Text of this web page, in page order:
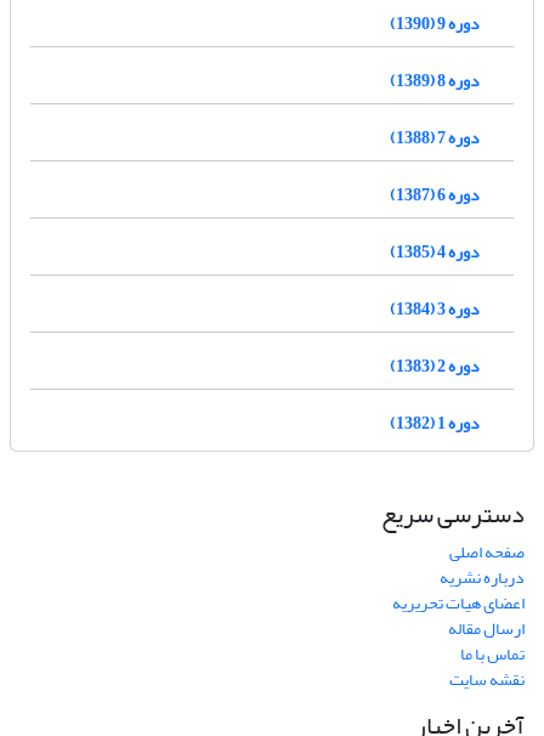
دوره 9 (1390)
دوره 8 (1389)
دوره 7 (1388)
دوره 6 (1387)
دوره 4 (1385)
دوره 3 (1384)
دوره 2 (1383)
دوره 1 (1382)
دسترسی سریع
صفحه اصلی
درباره نشریه
اعضای هیات تحریریه
ارسال مقاله
تماس با ما
نقشه سایت
آخرین اخبار